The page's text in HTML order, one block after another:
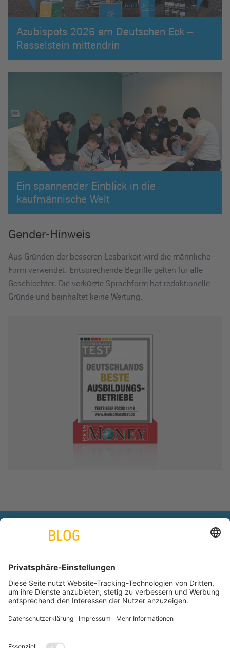
Azubispots 2026 am Deutschen Eck –
Rasselstein mittendrin
Ein spannender Einblick in die
kaufmännische Welt
Gender-Hinweis
Aus Gründen der besseren Lesbarkeit wird die männliche
Form verwendet. Entsprechende Begriffe gelten für alle
Geschlechter. Die verkürzte Sprachform hat redaktionelle
Gründe und beinhaltet keine Wertung.
engineering. tomorrow. together.